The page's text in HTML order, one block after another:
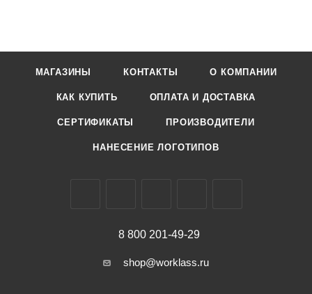
МАГАЗИНЫ КОНТАКТЫ О КОМПАНИИ
КАК КУПИТЬ ОПЛАТА И ДОСТАВКА
СЕРТИФИКАТЫ ПРОИЗВОДИТЕЛИ
НАНЕСЕНИЕ ЛОГОТИПОВ
8 800 201-49-29
shop@worklass.ru